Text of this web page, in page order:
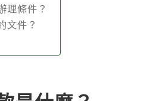
理條件？
文件？